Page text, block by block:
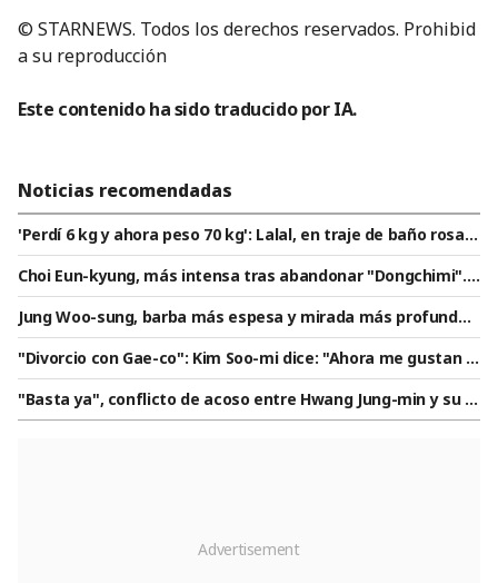
© STARNEWS. Todos los derechos reservados. Prohibid
a su reproducción
Este contenido ha sido traducido por IA.
Noticias recomendadas
'Perdí 6 kg y ahora peso 70 kg': Lalal, en traje de baño rosa c
hicle, envía una amenaza: "Si no transmiten esta foto en 5
minutos..."
Choi Eun-kyung, más intensa tras abandonar "Dongchimi"..l
ogra una figura de atleta con difíciles abdominales laterale
s y glúteos tonificados
Jung Woo-sung, barba más espesa y mirada más profunda...
afila la hoja de la venganza [Made in Korea Temporada 2]
"Divorcio con Gae-co": Kim Soo-mi dice: "Ahora me gustan lo
s más jóvenes... hay que cortar a las personas groseras" [So
omi Challa]
"Basta ya", conflicto de acoso entre Hwang Jung-min y su a
cosador se intensifica.. Un fan de 20 años sale a la defensa